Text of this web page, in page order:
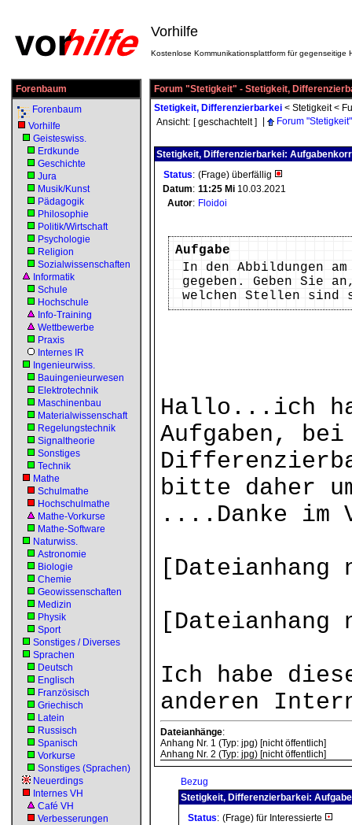
Vorhilfe
Kostenlose Kommunikationsplattform für gegenseitige
Forenbaum
Forenbaum
Vorhilfe
Geisteswiss.
Erdkunde
Geschichte
Jura
Musik/Kunst
Pädagogik
Philosophie
Politik/Wirtschaft
Psychologie
Religion
Sozialwissenschaften
Informatik
Schule
Hochschule
Info-Training
Wettbewerbe
Praxis
Internes IR
Ingenieurwiss.
Bauingenieurwesen
Elektrotechnik
Maschinenbau
Materialwissenschaft
Regelungstechnik
Signaltheorie
Sonstiges
Technik
Mathe
Schulmathe
Hochschulmathe
Mathe-Vorkurse
Mathe-Software
Naturwiss.
Astronomie
Biologie
Chemie
Geowissenschaften
Medizin
Physik
Sport
Sonstiges / Diverses
Sprachen
Deutsch
Englisch
Französisch
Griechisch
Latein
Russisch
Spanisch
Vorkurse
Sonstiges (Sprachen)
Neuerdings
Internes VH
Café VH
Verbesserungen
Forum "Stetigkeit" - Stetigkeit,
Stetigkeit, Differenzierbarkei < Stetigkeit<
Ansicht: [ geschachtelt ] Forum "Stetigkeit"
Stetigkeit, Differenzierbarkei:
Status: (Frage) überfällig
Datum: 11:25 Mi 10.03.2021
Autor: Floidoi
Aufgabe
In den Abbildungen
gegeben. Geben Sie
welchen Stellen sind
Hallo...ich
Aufgaben,
bitte daher
....Danke im
Ich habe
anderen
Dateianhänge:
Anhang Nr. 1 (Typ: jpg) [nicht öffentlich]
Anhang Nr. 2 (Typ: jpg) [nicht öffentlich]
Bezug
Stetigkeit, Differenzierbarkei:
Status: (Frage) für Interessierte